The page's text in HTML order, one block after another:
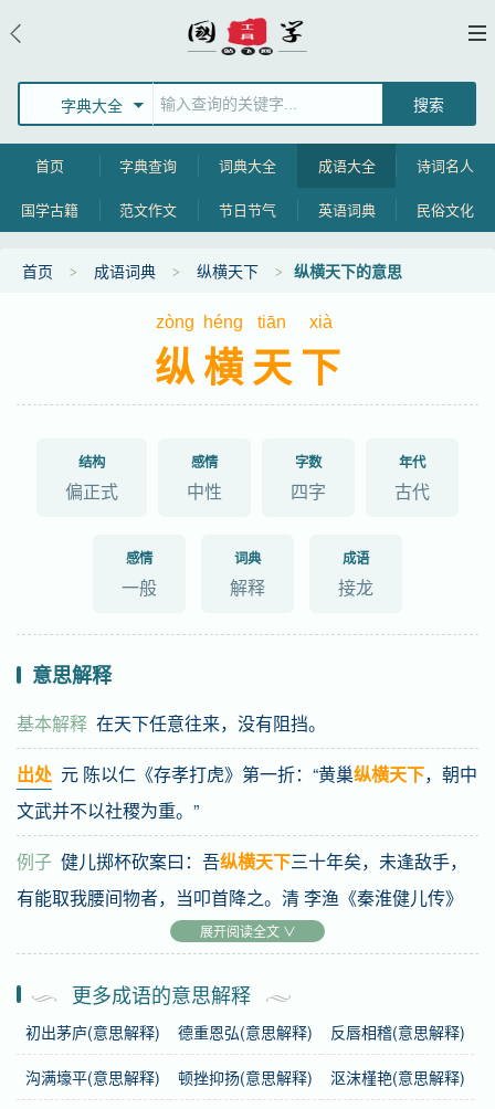
字典大全
首页 字典查询 词典大全 成语大全 诗词名人
国学古籍 范文作文 节日节气 英语词典 民俗文化
首页 成语词典 纵横天下 纵横天下的意思
zòng héng tiān xià
纵横天下
结构
偏正式
感情
中性
字数
四字
年代
古代
感情
一般
词典
解释
成语
接龙
意思解释
基本解释 在天下任意往来，没有阻挡。
出处 元 陈以仁《存孝打虎》第一折：“黄巢纵横天下，朝中
文武并不以社稷为重。”
例子 健儿掷杯砍案曰：吾纵横天下三十年矣，未逢敌手，
有能取我腰间物者，当叩首降之。清 李渔《秦淮健儿传》
拼音 zòng héng tiān xià
注音 ㄗㄨㄥˋ ㄏㄥˊ ㄊ一ㄢ ㄒ一ㄚˋ
展开阅读全文 ∨
更多成语的意思解释
初出茅庐(意思解释) 德重恩弘(意思解释) 反唇相稽(意思解释)
沟满壕平(意思解释) 顿挫抑扬(意思解释) 沤沫槿艳(意思解释)